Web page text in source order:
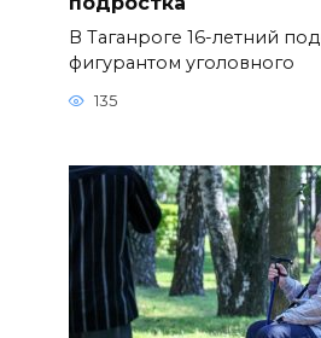
В Таганроге 16-летний
фигурантом уголовного
135